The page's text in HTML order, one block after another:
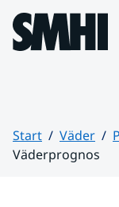
Hoppa till sidans
Start Väder
Väderprognos